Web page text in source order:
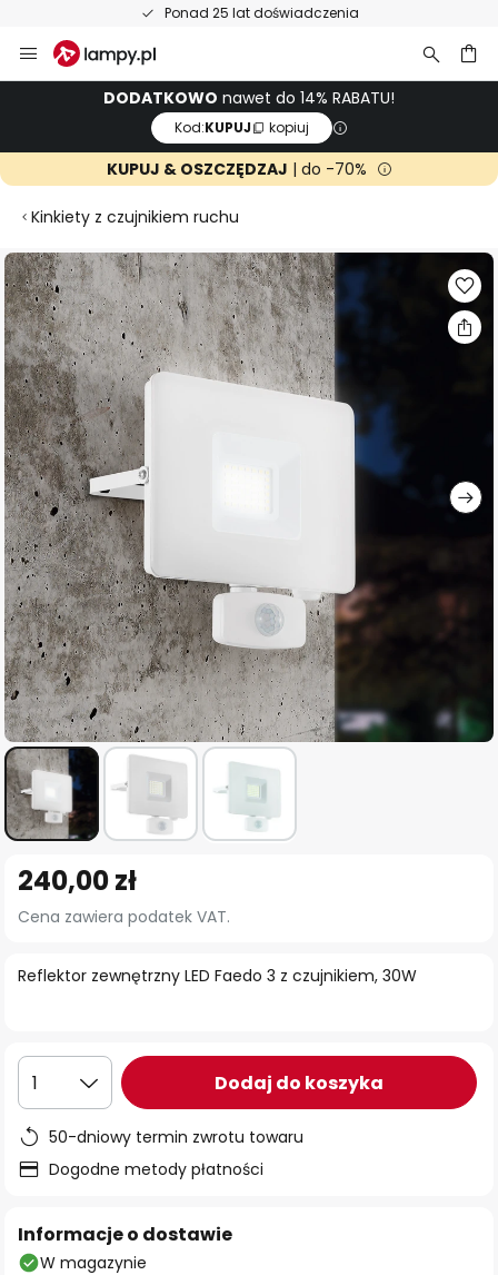
Ponad 25 lat doświadczenia
Przejdź
do
DODATKOWO nawet do 14% RABATU!
Kod:KUPUJ kopiuj
KUPUJ & OSZCZĘDZAJ | do -70%
Kinkiety z czujnikiem ruchu
Przejdź
na
koniec
galerii
na
początek
Reflektor zewnętrzny LED Faedo 3 z czujnikiem, 30W
240,00 zł
Cena zawiera podatek VAT.
1 Dodaj do koszyka
50-dniowy termin zwrotu towaru
Dogodne metody płatności
Informacje o dostawie
W magazynie